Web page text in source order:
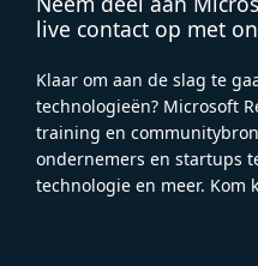
live contact op met
Klaar om aan de slag te
technologieën? Microsoft
training en
ondernemers en startups
technologie en meer. Kom